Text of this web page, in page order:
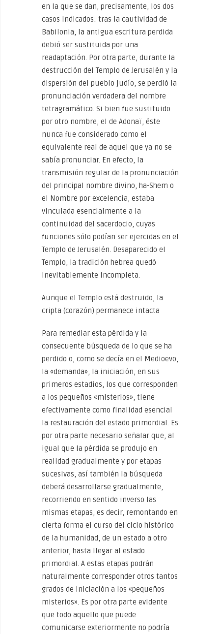
en la que se dan, precisamente, los dos
casos indicados: tras la cautividad de
Babilonia, la antigua escritura perdida
debió ser sustituida por una
readaptación. Por otra parte, durante la
destrucción del Templo de Jerusalén y la
dispersión del pueblo judío, se perdió la
pronunciación verdadera del nombre
tetragramático. Si bien fue sustituido
por otro nombre, el de Adonaï, éste
nunca fue considerado como el
equivalente real de aquel que ya no se
sabía pronunciar. En efecto, la
transmisión regular de la pronunciación
del principal nombre divino, ha-Shem o
el Nombre por excelencia, estaba
vinculada esencialmente a la
continuidad del sacerdocio, cuyas
funciones sólo podían ser ejercidas en el
Templo de Jerusalén. Desaparecido el
Templo, la tradición hebrea quedó
inevitablemente incompleta.
Aunque el Templo está destruido, la
cripta (corazón) permanece intacta
Para remediar esta pérdida y la
consecuente búsqueda de lo que se ha
perdido o, como se decía en el Medioevo,
la «demanda», la iniciación, en sus
primeros estadios, los que corresponden
a los pequeños «misterios», tiene
efectivamente como finalidad esencial
la restauración del estado primordial. Es
por otra parte necesario señalar que, al
igual que la pérdida se produjo en
realidad gradualmente y por etapas
sucesivas, así también la búsqueda
deberá desarrollarse gradualmente,
recorriendo en sentido inverso las
mismas etapas, es decir, remontando en
cierta forma el curso del ciclo histórico
de la humanidad, de un estado a otro
anterior, hasta llegar al estado
primordial. A estas etapas podrán
naturalmente corresponder otros tantos
grados de iniciación a los «pequeños
misterios». Es por otra parte evidente
que todo aquello que puede
comunicarse exteriormente no podría